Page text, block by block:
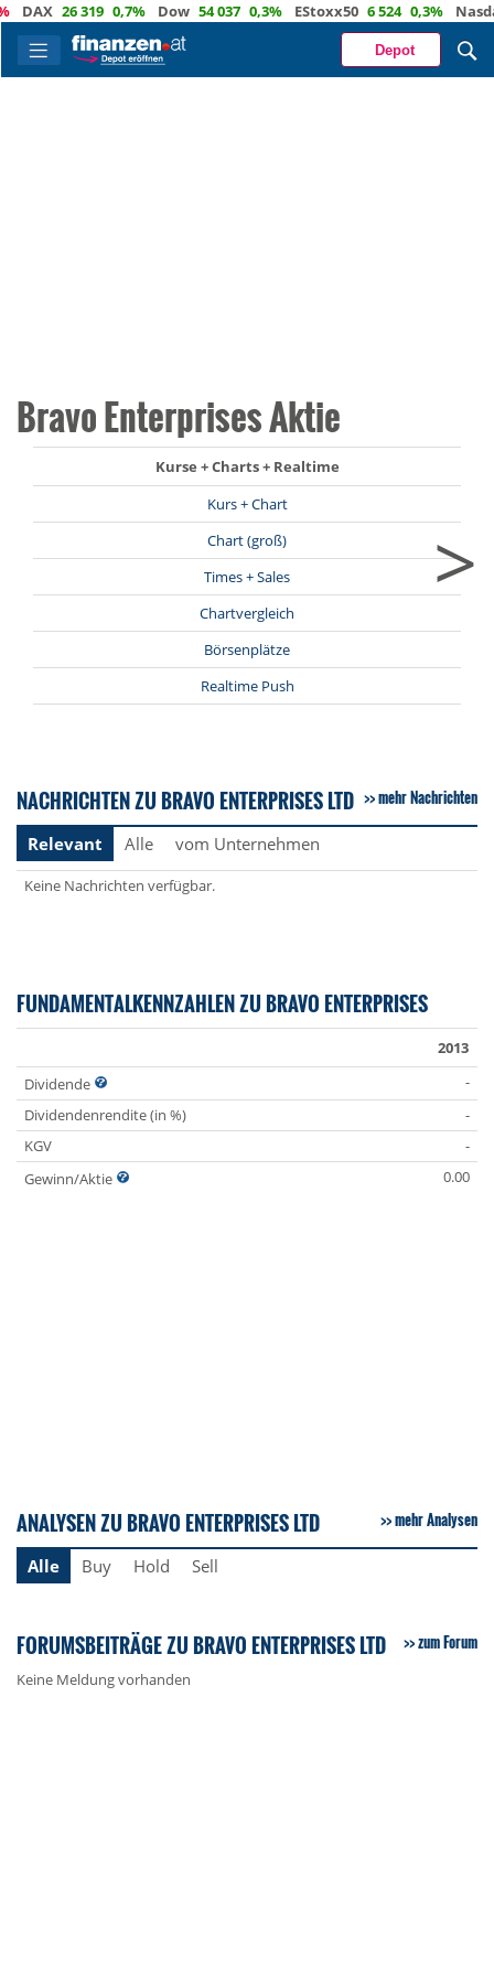
26 319 0,7% Dow 54 037 0,3% EStoxx50 6 524 0,3% Nasdaq
Depot
Bravo Enterprises Aktie
Kurse + Charts + Realtime
Kurs + Chart
Chart (groß)
Times + Sales
Chartvergleich
Börsenplätze
Realtime Push
>
NACHRICHTEN ZU BRAVO ENTERPRISES LTD mehr Nachrichten
Relevant Alle vom Unternehmen
Keine Nachrichten verfügbar.
FUNDAMENTALKENNZAHLEN ZU BRAVO ENTERPRISES
2013
Dividende
-
Dividendenrendite (in %)
-
KGV
-
Gewinn/Aktie
0.00
ANALYSEN ZU BRAVO ENTERPRISES LTD mehr Analysen
Alle Buy Hold Sell
FORUMSBEITRÄGE ZU BRAVO ENTERPRISES LTD zum Forum
Keine Meldung vorhanden